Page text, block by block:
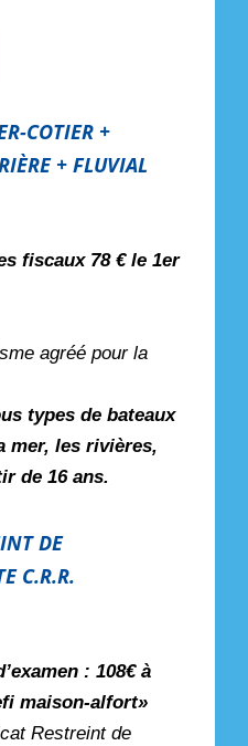
COTIER +
+ FLUVIAL
fiscaux 78 € le 1er
agréé pour la
types de bateaux
mer, les rivières,
de 16 ans.
DE
C.R.R.
: 108€ à
maison-alfort»
Restreint de